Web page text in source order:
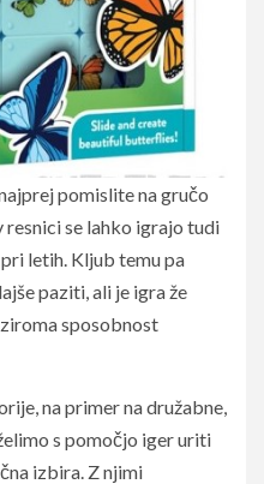
pomislite na gručo
resnici se lahko igrajo tudi
letih. Kljub temu pa
paziti, ali je igra že
sposobnost
na primer na družabne,
s pomočjo iger uriti
izbira. Z njimi